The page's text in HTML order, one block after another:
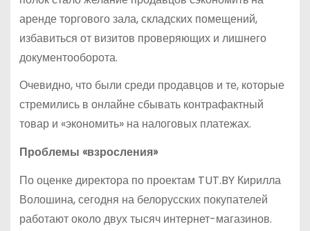
аренде торгового зала, складских помещений,
избавиться от визитов проверяющих и лишнего
документооборота.
Очевидно, что были среди продавцов и те, которые
стремились в онлайне сбывать контрафактный
товар и «экономить» на налоговых платежах.
Проблемы «взросления»
По оценке директора по проектам TUT.BY Кирилла
Волошина, сегодня на белорусских покупателей
работают около двух тысяч интернет-магазинов.